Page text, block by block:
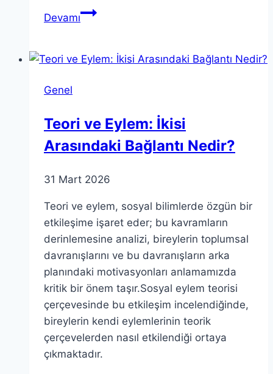
DevamıYeni
Yolları:
İpuçları
Genel
Teori ve Eylem: İkisi
Arasındaki Bağlantı Nedir?
31 Mart 2026
Teori ve eylem, sosyal bilimlerde özgün bir
etkileşime işaret eder; bu kavramların
derinlemesine analizi, bireylerin toplumsal
davranışlarını ve bu davranışların arka
planındaki motivasyonları anlamamızda
kritik bir önem taşır.Sosyal eylem teorisi
çerçevesinde bu etkileşim incelendiğinde,
bireylerin kendi eylemlerinin teorik
çerçevelerden nasıl etkilendiği ortaya
çıkmaktadır.